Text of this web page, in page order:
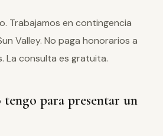
Trabajamos en contingencia
Valley. No paga honorarios a
La consulta es gratuita.
tengo para presentar un